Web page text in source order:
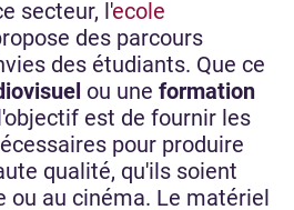
secteur, l'ecole
des parcours
des étudiants. Que ce
ou une formation
est de fournir les
pour produire
qualité, qu'ils soient
ou au cinéma. Le matériel